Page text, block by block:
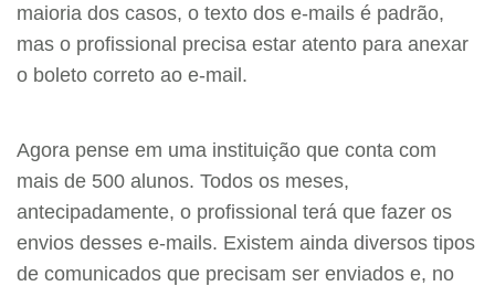
maioria dos casos, o texto dos e-mails é padrão,
mas o profissional precisa estar atento para anexar
o boleto correto ao e-mail.
Agora pense em uma instituição que conta com
mais de 500 alunos. Todos os meses,
antecipadamente, o profissional terá que fazer os
envios desses e-mails. Existem ainda diversos tipos
de comunicados que precisam ser enviados e, no